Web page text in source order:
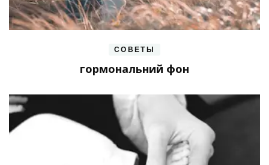
СОВЕТЫ
гормональний фон